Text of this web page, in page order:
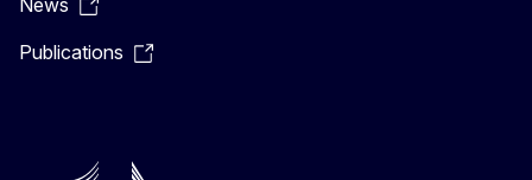
News
Publications